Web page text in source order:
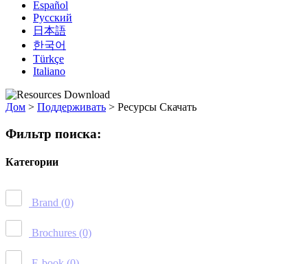
Español
Русский
日本語
한국어
Türkçe
Italiano
Дом > Поддерживать > Ресурсы Скачать
Фильтр поиска:
Категории
Brand (0)
Brochures (0)